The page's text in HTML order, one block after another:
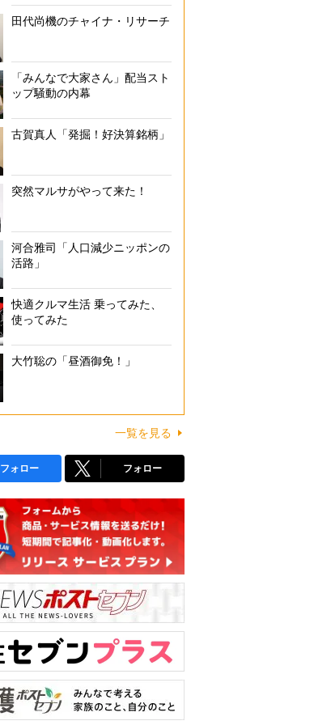
田代尚機のチャイナ・リサーチ
「みんなで大家さん」配当スト
ップ騒動の内幕
古賀真人「発掘！好決算銘柄」
突然マルサがやって来た！
河合雅司「人口減少ニッポンの
活路」
快適クルマ生活 乗ってみた、
使ってみた
大竹聡の「昼酒御免！」
一覧を見る
フォロー フォロー